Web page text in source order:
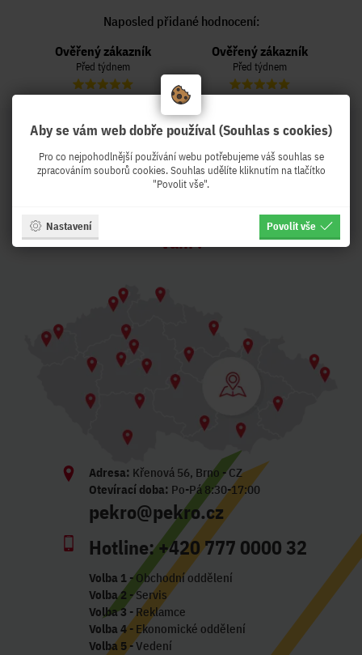
Naposled přidané hodnocení:
Ověřený zákazník
Před týdnem
Ověřený zákazník
Před týdnem
PeKro - IT eshop, ale se
službami !
Z Brna expedujeme druhý pracovní den k
Vám !
Adresa: Křenová 56, Brno - CZ
Otevírací doba: Po-Pá 8:30-17:00
pekro@pekro.cz
Hotline:+420 777 0000 32
Volba 1- Obchodní oddělení
Volba 2 - Servis
Volba 3 - Reklamce
Volba 4- Ekonomické oddělení
Volba 5- Vedení
Aby se vám web dobře používal (Souhlas s cookies)
Pro co nejpohodlnější používání webu potřebujeme váš souhlas se
zpracováním souborů cookies. Souhlas udělíte kliknutím na tlačítko
"Povolit vše".
Nastavení Povolit vše